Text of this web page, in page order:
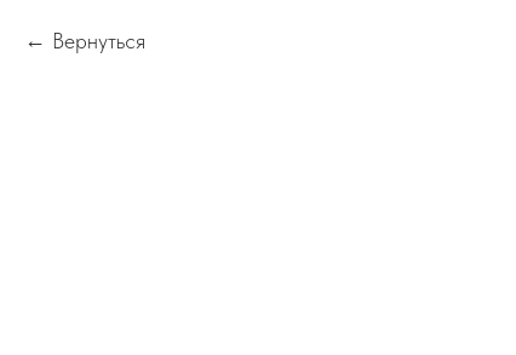
Вернуться